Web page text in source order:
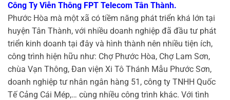
Công Ty Viễn Thông FPT Telecom Tân Thành.
Phước Hòa mà một xã có tiềm năng phát triển khá lớn tại
huyện Tân Thành, với nhiều doanh nghiệp đã đầu tư phát
triển kinh doanh tại đây và hình thành nên nhiều tiện ích,
công trình hiện hữu như: Chợ Phước Hòa, Chợ Lam Sơn,
chùa Vạn Thông, Đan viện Xi Tô Thánh Mẫu Phước Sơn,
doanh nghiệp tư nhân ngân hàng 51, công ty TNHH Quốc
Tế Cảng Cái Mép,… cùng nhiều công trình khác. Với tình